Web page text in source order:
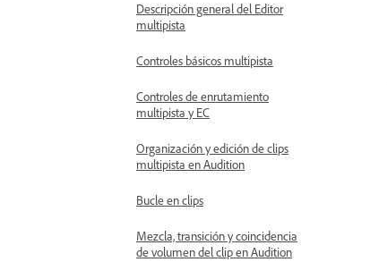
Descripción general del Editor
multipista
Controles básicos multipista
Controles de enrutamiento
multipista y EC
Organización y edición de clips
multipista en Audition
Bucle en clips
Mezcla, transición y coincidencia
de volumen del clip en Audition